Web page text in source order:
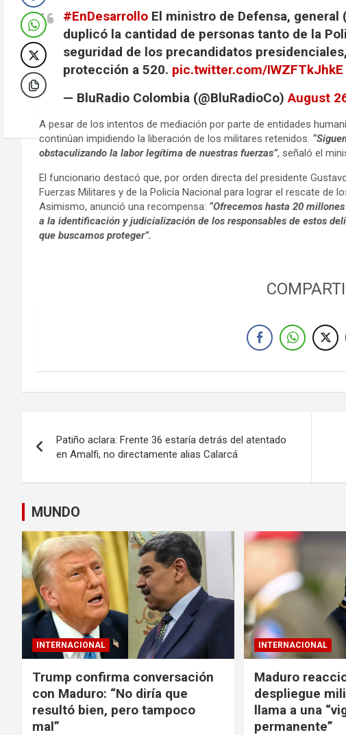
#EnDesarrollo El ministro de Defensa, general
duplicó la cantidad de personas tanto de la
seguridad de los precandidatos
protección a 520. pic.twitter.com/IWZFTkJhkE
— BluRadio Colombia (@BluRadioCo)August
A pesar de los intentos de mediación por parte de entidades
continúan impidiendo la liberación de los militares retenidos.
obstaculizando la labor legítima de nuestras fuerzas”, señaló el
El funcionario destacó que, por orden directa del presidente
Fuerzas Militares y de la Policía Nacional para lograr el rescate de
Asimismo, anunció una recompensa: “Ofrecemos hasta 20
a la identificación y judicialización de los responsables de estos
que buscamos proteger”.
de
entradas
Patiño aclara: Frente 36 estaría detrás del atentado
en Amalfi, no directamente alias Calarcá
MUNDO
INTERNACIONAL
Trump confirma conversación
con Maduro: “No diría que
resultó bien, pero tampoco
mal”
INTERNACIONAL
Maduro
despliegue
llama a una
permanente”